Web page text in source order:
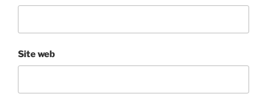
Site web